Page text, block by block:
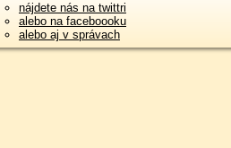
nájdete nás na twittri
alebo na faceboooku
alebo aj v správach